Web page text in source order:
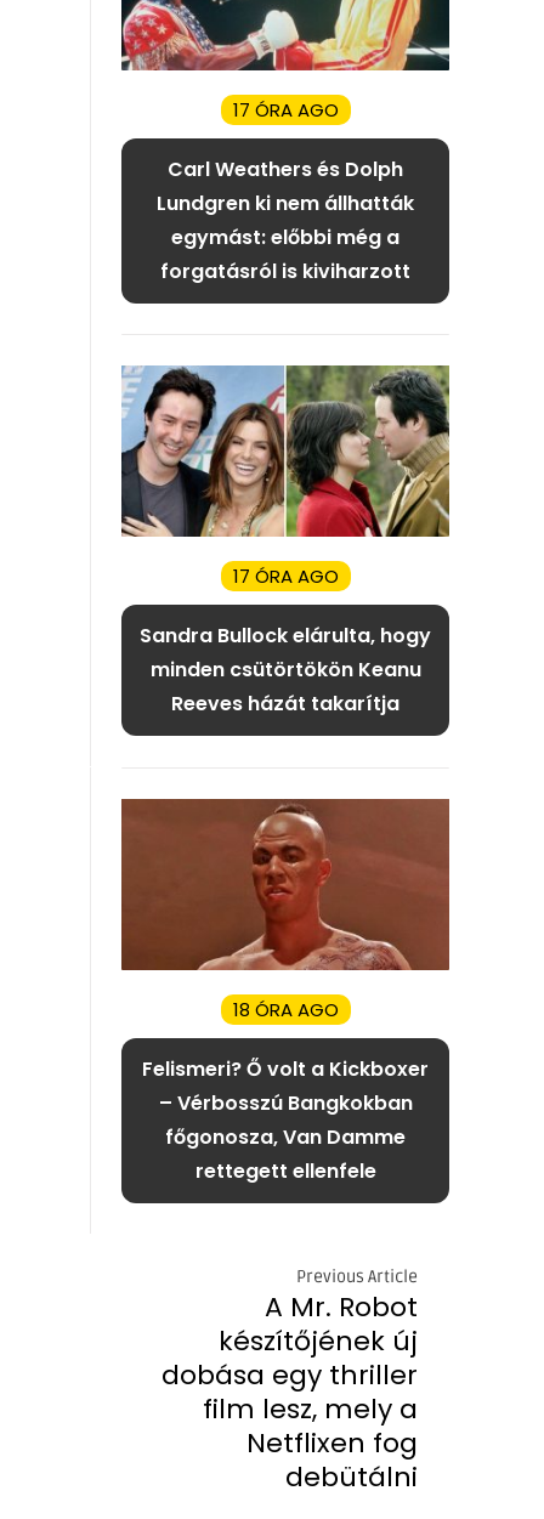
17 ÓRA AGO
Carl Weathers és Dolph
Lundgren ki nem állhatták
egymást: előbbi még a
forgatásról is kiviharzott
17 ÓRA AGO
Sandra Bullock elárulta, hogy
minden csütörtökön Keanu
Reeves házát takarítja
18 ÓRA AGO
Felismeri? Ő volt a Kickboxer
– Vérbosszú Bangkokban
főgonosza, Van Damme
rettegett ellenfele
Previous Article
A Mr. Robot
készítőjének új
dobása egy thriller
film lesz, mely a
Netflixen fog
debütálni